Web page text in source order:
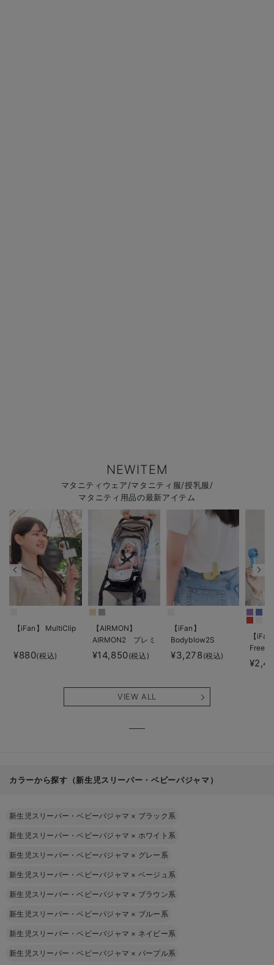
NEWITEM
マタニティウェア/マタニティ服/授乳服/
マタニティ用品の最新アイテム
【iFan】 MultiClip
¥880(税込)
【AIRMON】
AIRMON2 プレミ
アム
¥14,850(税込)
【iFan】
Bodyblow2S
¥3,278(税込)
【
Freeze
VIEW ALL
カラーから探す（新生児スリーパー・ベビーパジャマ）
新生児スリーパー・ベビーパジャマ × ブラック系
新生児スリーパー・ベビーパジャマ × ホワイト系
新生児スリーパー・ベビーパジャマ × グレー系
新生児スリーパー・ベビーパジャマ × ベージュ系
新生児スリーパー・ベビーパジャマ × ブラウン系
新生児スリーパー・ベビーパジャマ × ブルー系
新生児スリーパー・ベビーパジャマ × ネイビー系
新生児スリーパー・ベビーパジャマ × パープル系